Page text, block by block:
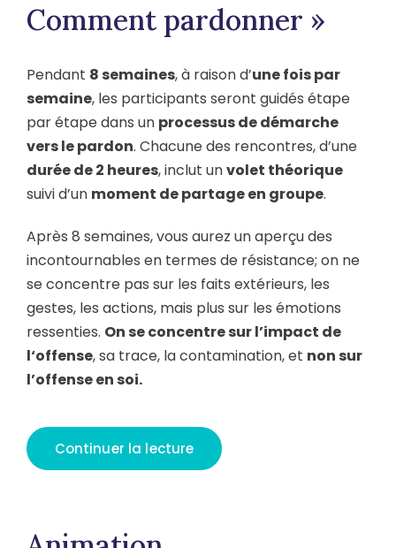
Comment pardonner »
Pendant 8 semaines, à raison d’une fois par
semaine, les participants seront guidés étape
par étape dans un processus de démarche
vers le pardon. Chacune des rencontres, d’une
durée de 2 heures, inclut unvolet théorique
suivi d’un moment de partage en groupe.
Après 8 semaines, vous aurez un aperçu des
incontournables en termes de résistance; on ne
se concentre pas sur les faits extérieurs, les
gestes, les actions, mais plus sur les émotions
ressenties. On se concentre sur l’impact de
l‘offense, sa trace, la contamination, et non sur
l’offense en soi.
Continuer la lecture